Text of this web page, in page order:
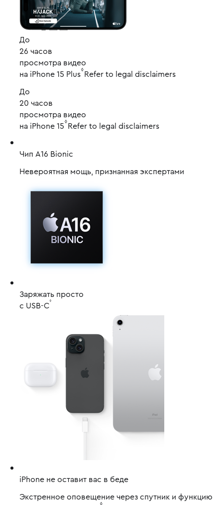
До
26 часов
просмотра видео
на iPhone 15 Plus◊Refer to legal disclaimers
До
20 часов
просмотра видео
на iPhone 15◊Refer to legal disclaimers
Чип A16 Bionic
Невероятная мощь, признанная экспертами
Заряжать просто
с USB-C◊
iPhone не оставит вас в беде
Экстренное оповещение через спутник и функцию